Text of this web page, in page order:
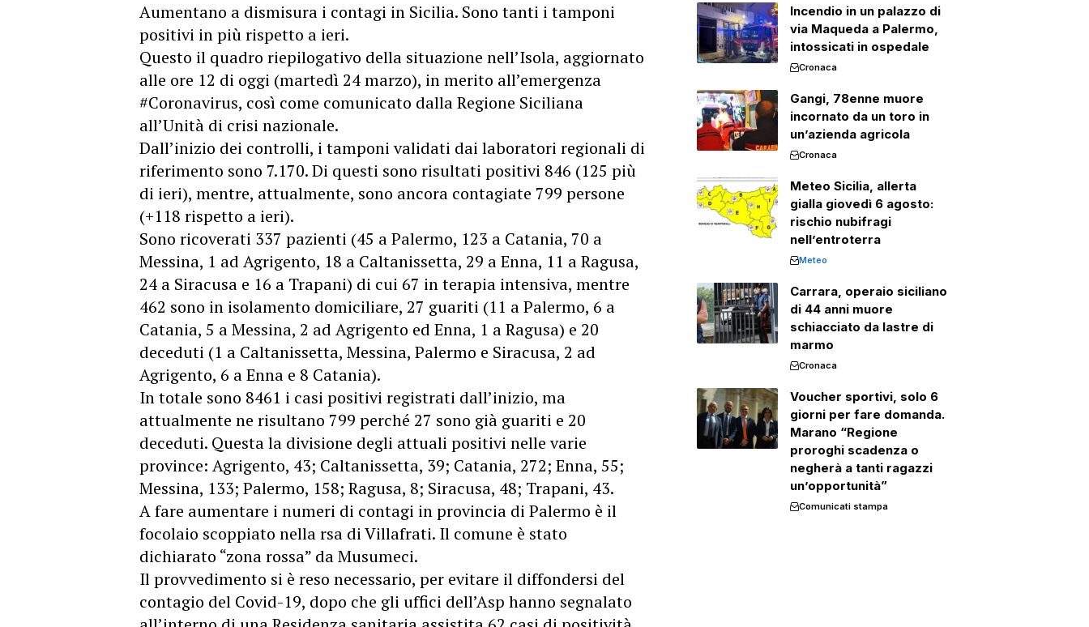
Aumentano a dismisura i contagi in Sicilia. Sono tanti i tamponi
positivi in più rispetto a ieri.
Questo il quadro riepilogativo della situazione nell’Isola, aggiornato
alle ore 12 di oggi (martedì 24 marzo), in merito all’emergenza
#Coronavirus, così come comunicato dalla Regione Siciliana
all’Unità di crisi nazionale.
Dall’inizio dei controlli, i tamponi validati dai laboratori regionali di
riferimento sono 7.170. Di questi sono risultati positivi 846 (125 più
di ieri), mentre, attualmente, sono ancora contagiate 799 persone
(+118 rispetto a ieri).
Sono ricoverati 337 pazienti (45 a Palermo, 123 a Catania, 70 a
Messina, 1 ad Agrigento, 18 a Caltanissetta, 29 a Enna, 11 a Ragusa,
24 a Siracusa e 16 a Trapani) di cui 67 in terapia intensiva, mentre
462 sono in isolamento domiciliare, 27 guariti (11 a Palermo, 6 a
Catania, 5 a Messina, 2 ad Agrigento ed Enna, 1 a Ragusa) e 20
deceduti (1 a Caltanissetta, Messina, Palermo e Siracusa, 2 ad
Agrigento, 6 a Enna e 8 Catania).
In totale sono 8461 i casi positivi registrati dall’inizio, ma
attualmente ne risultano 799 perché 27 sono già guariti e 20
deceduti. Questa la divisione degli attuali positivi nelle varie
province: Agrigento, 43; Caltanissetta, 39; Catania, 272; Enna, 55;
Messina, 133; Palermo, 158; Ragusa, 8; Siracusa, 48; Trapani, 43.
A fare aumentare i numeri di contagi in provincia di Palermo è il
focolaio scoppiato nella rsa di Villafrati. Il comune è stato
dichiarato “zona rossa” da Musumeci.
Il provvedimento si è reso necessario, per evitare il diffondersi del
contagio del Covid-19, dopo che gli uffici dell’Asp hanno segnalato
Incendio in un palazzo di
via Maqueda a Palermo,
intossicati in ospedale
Cronaca
Gangi, 78enne muore
incornato da un toro in
un’azienda agricola
Cronaca
Meteo Sicilia, allerta
gialla giovedì 6 agosto:
rischio nubifragi
nell’entroterra
Meteo
Carrara, operaio siciliano
di 44 anni muore
schiacciato da lastre di
marmo
Cronaca
Voucher sportivi, solo 6
giorni per fare domanda.
Marano “Regione
proroghi scadenza o
negherà a tanti ragazzi
un’opportunità”
Comunicati stampa